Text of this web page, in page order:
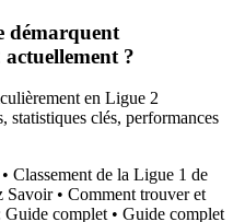
démarquent
?
en Ligue 2
statistiques clés, performances
• Classement de la Ligue 1 de
Savoir• Comment trouver et
Guide complet • Guide complet